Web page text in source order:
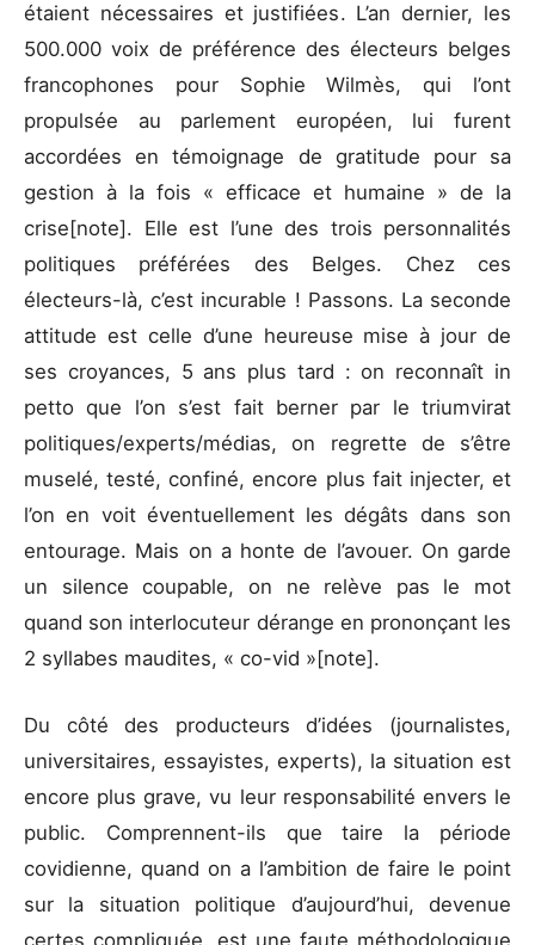
étaient nécessaires et justifiées. L’an dernier, les
500.000 voix de préférence des électeurs belges
francophones pour Sophie Wilmès, qui l’ont
propulsée au parlement européen, lui furent
accordées en témoignage de gratitude pour sa
gestion à la fois « efficace et humaine » de la
crise[note]. Elle est l’une des trois personnalités
politiques préférées des Belges. Chez ces
électeurs-là, c’est incurable ! Passons. La seconde
attitude est celle d’une heureuse mise à jour de
ses croyances, 5 ans plus tard : on reconnaît in
petto que l’on s’est fait berner par le triumvirat
politiques/experts/médias, on regrette de s’être
muselé, testé, confiné, encore plus fait injecter, et
l’on en voit éventuellement les dégâts dans son
entourage. Mais on a honte de l’avouer. On garde
un silence coupable, on ne relève pas le mot
quand son interlocuteur dérange en prononçant les
2 syllabes maudites, « co-vid »[note].
Du côté des producteurs d’idées (journalistes,
universitaires, essayistes, experts), la situation est
encore plus grave, vu leur responsabilité envers le
public. Comprennent-ils que taire la période
covidienne, quand on a l’ambition de faire le point
sur la situation politique d’aujourd’hui, devenue
certes compliquée, est une faute méthodologique